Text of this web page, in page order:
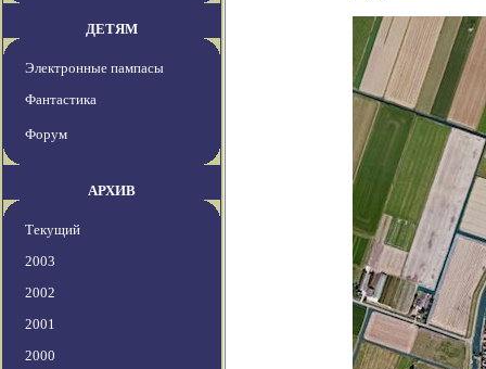
ДЕТЯМ
Электронные пампасы
Фантастика
Форум
АРХИВ
Текущий
2003
2002
2001
2000